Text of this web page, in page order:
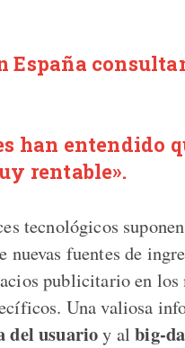
España
han entendido
rentable».
tecnológicos
nuevas fuentes de
publicitario en
Una valiosa
del usuarioy albig-